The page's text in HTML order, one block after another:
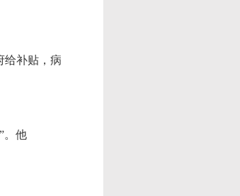
给补贴，病
。他